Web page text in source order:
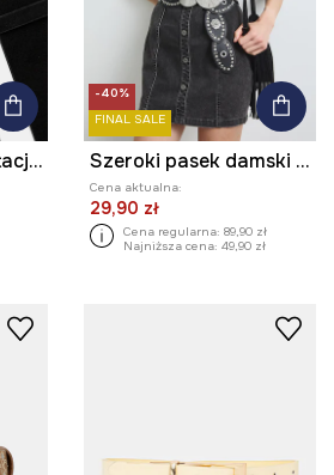
Pasek damski z imitacji zamszu kolor czarny
-40%
FINAL SALE
Szeroki pasek damski z imitacji skóry
Cena aktualna:
29,90 zł
Cena regularna: 89,90 zł
Najniższa cena: 49,90 zł